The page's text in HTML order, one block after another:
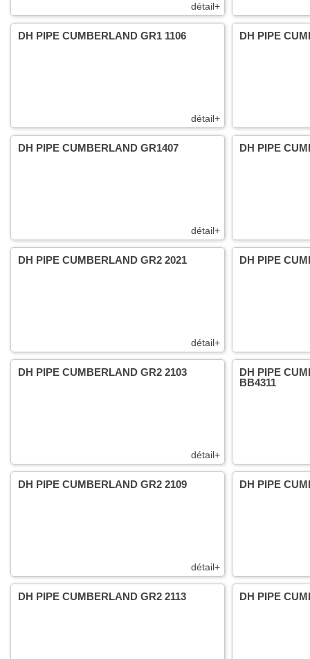
détail+
détail+
DH PIPE CUMBERLAND GR1 1106 DH PIPE
détail+
DH PIPE CUMBERLAND GR1407 DH PIPE
détail+
DH PIPE CUMBERLAND GR2 2021 DH PIPE
détail+
DH PIPE CUMBERLAND GR2 2103
DH PIPE
BB4311
détail+
DH PIPE CUMBERLAND GR2 2109 DH PIPE
DH PIPE CUMBERLAND GR2 2113 DH PIPE